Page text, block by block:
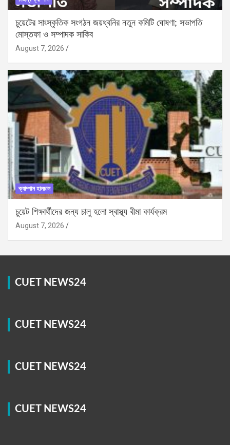
চুয়েটের সাংস্কৃতিক সংগঠন জয়ধ্বনির নতুন কমিটি ঘোষণা; সভাপতি
মোস্তফা ও সম্পাদক সাকিব
August 7, 2026
ক্যাম্পাস হালচাল
চুয়েট শিক্ষার্থীদের জন্য চালু হলো স্বাস্থ্য বীমা কার্যক্রম
August 7, 2026
CUET NEWS24
CUET NEWS24
CUET NEWS24
CUET NEWS24